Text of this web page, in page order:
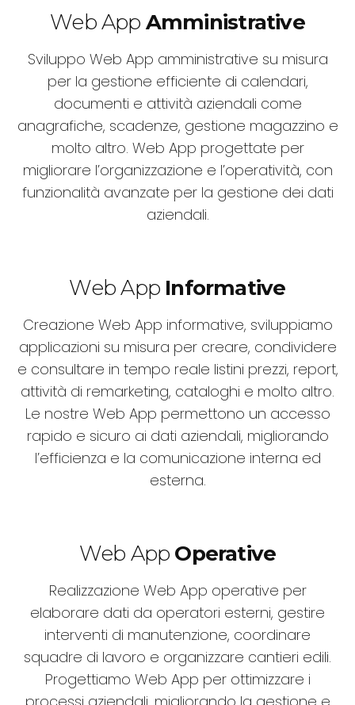
Web App Amministrative
Sviluppo Web App amministrative su misura
per la gestione efficiente di calendari,
documenti e attività aziendali come
anagrafiche, scadenze, gestione magazzino e
molto altro. Web App progettate per
migliorare l’organizzazione e l’operatività, con
funzionalità avanzate per la gestione dei dati
aziendali.
Web App Informative
Creazione Web App informative, sviluppiamo
applicazioni su misura per creare, condividere
e consultare in tempo reale listini prezzi, report,
attività di remarketing, cataloghi e molto altro.
Le nostre Web App permettono un accesso
rapido e sicuro ai dati aziendali, migliorando
l’efficienza e la comunicazione interna ed
esterna.
Web App Operative
Realizzazione Web App operative per
elaborare dati da operatori esterni, gestire
interventi di manutenzione, coordinare
squadre di lavoro e organizzare cantieri edili.
Progettiamo Web App per ottimizzare i